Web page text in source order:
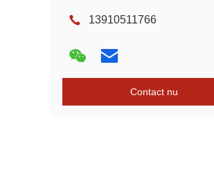
13910511766
Contact nu